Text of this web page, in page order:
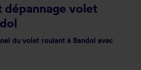
dépannage volet
du volet roulant à Bandol avec